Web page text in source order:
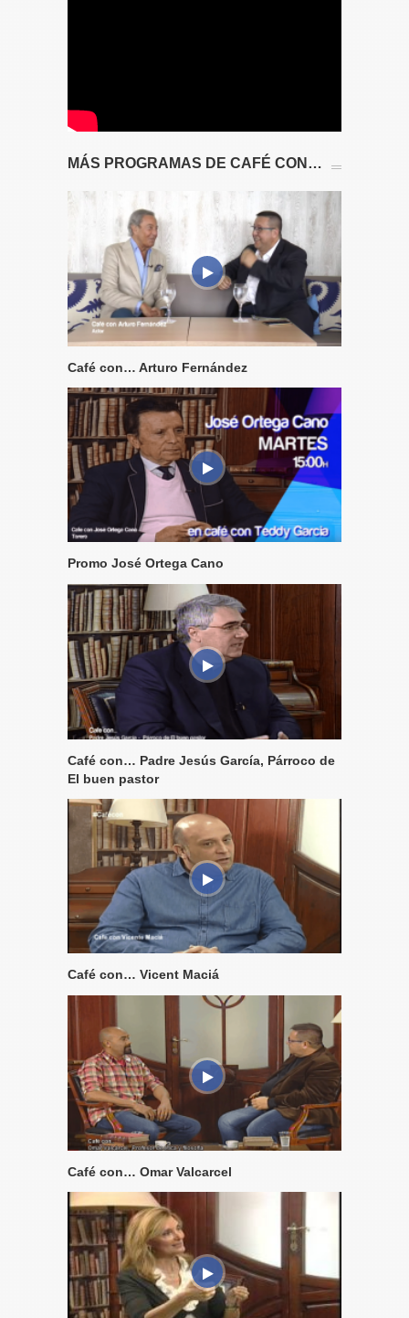
MÁS PROGRAMAS DE CAFÉ CON…
Café con… Arturo Fernández
Promo José Ortega Cano
Café con… Padre Jesús García, Párroco de
El buen pastor
Café con… Vicent Maciá
Café con… Omar Valcarcel